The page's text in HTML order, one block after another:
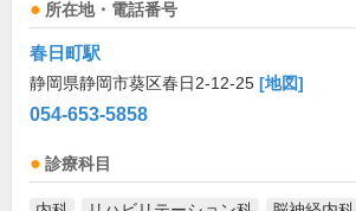
所在地・電話番号
春日町駅
静岡県静岡市葵区春日2-12-25 [地図]
054-653-5858
診療科目